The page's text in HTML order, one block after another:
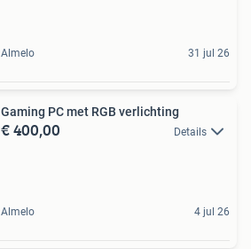
Almelo 31 jul 26
Gaming PC met RGB verlichting
€ 400,00 Details
Almelo 4 jul 26